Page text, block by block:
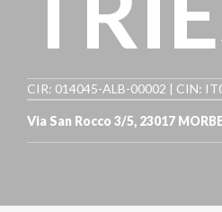
CIR: 014045-ALB-00002 | CIN:
Via San Rocco 3/5, 23017